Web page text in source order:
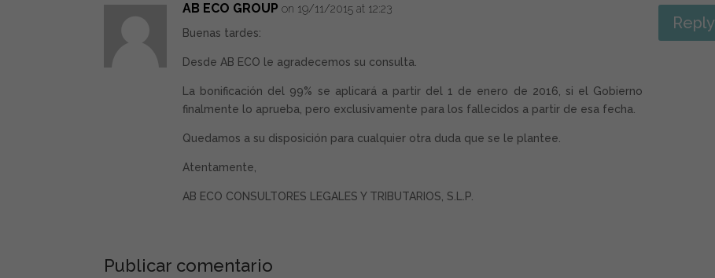
AB ECO GROUP on 19/11/2015 at 12:23
Buenas tardes:
Desde AB ECO le agradecemos su consulta.
La bonificación del 99% se aplicará a partir del 1 de enero de 2016, si el Gobierno
finalmente lo aprueba, pero exclusivamente para los fallecidos a partir de esa fecha.
Quedamos a su disposición para cualquier otra duda que se le plantee.
Atentamente,
AB ECO CONSULTORES LEGALES Y TRIBUTARIOS, S.L.P.
Reply
Publicar comentario